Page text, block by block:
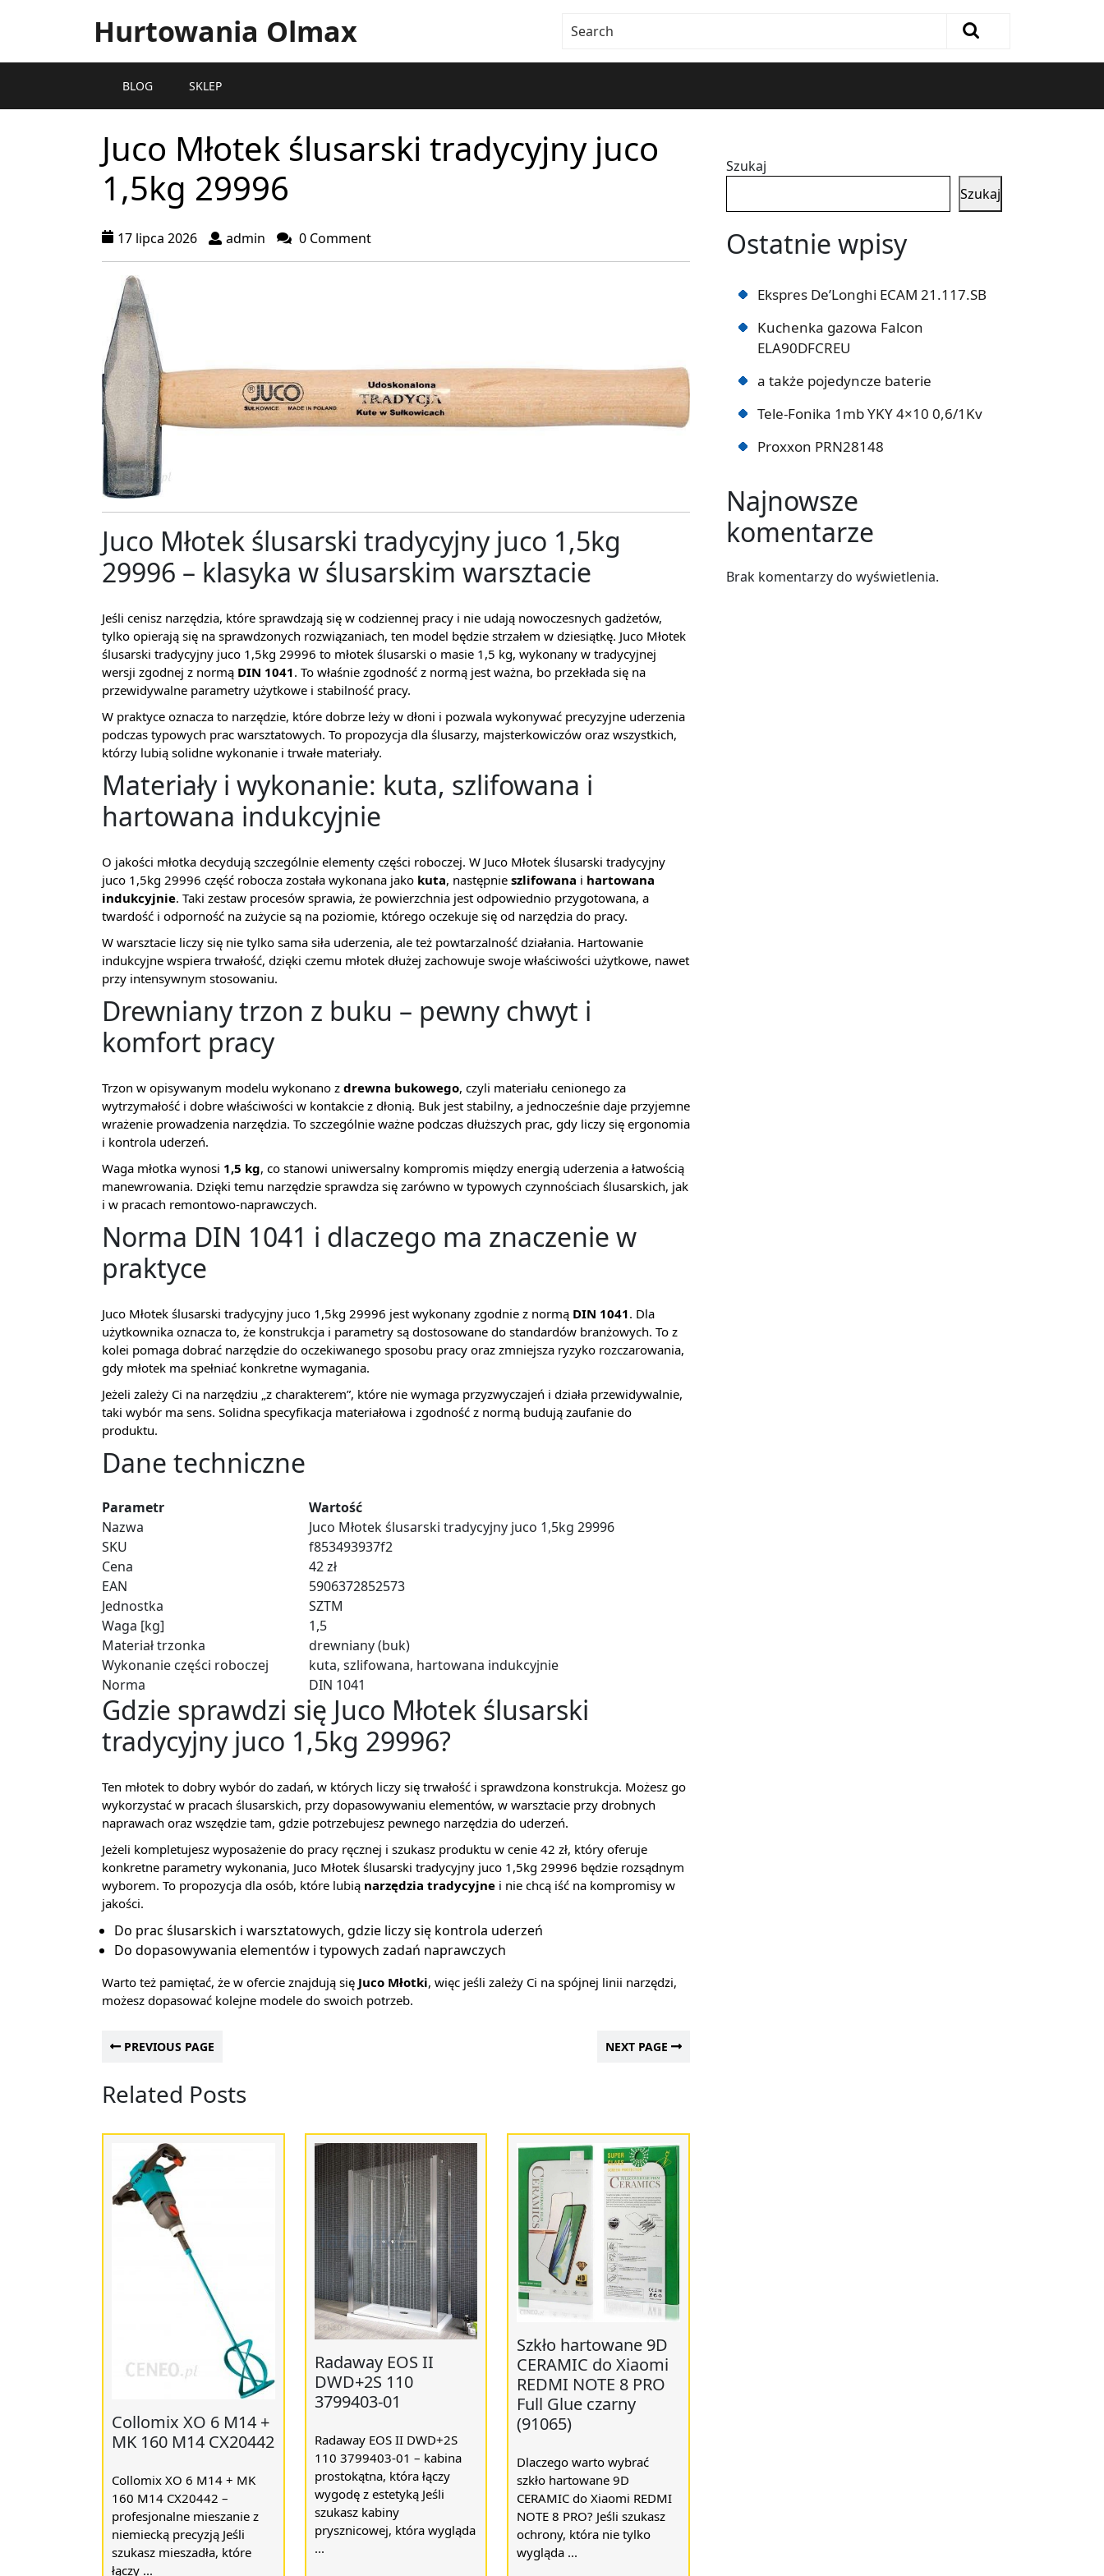
Hurtowania Olmax
BLOG SKLEP
Juco Młotek ślusarski tradycyjny juco
1,5kg 29996
17 lipca 2026 admin 0 Comment
Juco Młotek ślusarski tradycyjny juco 1,5kg
29996 – klasyka w ślusarskim warsztacie
Jeśli cenisz narzędzia, które sprawdzają się w codziennej pracy i nie udają nowoczesnych gadżetów,
tylko opierają się na sprawdzonych rozwiązaniach, ten model będzie strzałem w dziesiątkę. Juco Młotek
ślusarski tradycyjny juco 1,5kg 29996 to młotek ślusarski o masie 1,5 kg, wykonany w tradycyjnej
wersji zgodnej z normą DIN 1041. To właśnie zgodność z normą jest ważna, bo przekłada się na
przewidywalne parametry użytkowe i stabilność pracy.
W praktyce oznacza to narzędzie, które dobrze leży w dłoni i pozwala wykonywać precyzyjne uderzenia
podczas typowych prac warsztatowych. To propozycja dla ślusarzy, majsterkowiczów oraz wszystkich,
którzy lubią solidne wykonanie i trwałe materiały.
Materiały i wykonanie: kuta, szlifowana i
hartowana indukcyjnie
O jakości młotka decydują szczególnie elementy części roboczej. W Juco Młotek ślusarski tradycyjny
juco 1,5kg 29996 część robocza została wykonana jako kuta, następnie szlifowana i hartowana
indukcyjnie. Taki zestaw procesów sprawia, że powierzchnia jest odpowiednio przygotowana, a
twardość i odporność na zużycie są na poziomie, którego oczekuje się od narzędzia do pracy.
W warsztacie liczy się nie tylko sama siła uderzenia, ale też powtarzalność działania. Hartowanie
indukcyjne wspiera trwałość, dzięki czemu młotek dłużej zachowuje swoje właściwości użytkowe, nawet
przy intensywnym stosowaniu.
Drewniany trzon z buku – pewny chwyt i
komfort pracy
Trzon w opisywanym modelu wykonano z drewna bukowego, czyli materiału cenionego za
wytrzymałość i dobre właściwości w kontakcie z dłonią. Buk jest stabilny, a jednocześnie daje przyjemne
wrażenie prowadzenia narzędzia. To szczególnie ważne podczas dłuższych prac, gdy liczy się ergonomia
i kontrola uderzeń.
Waga młotka wynosi 1,5 kg, co stanowi uniwersalny kompromis między energią uderzenia a łatwością
manewrowania. Dzięki temu narzędzie sprawdza się zarówno w typowych czynnościach ślusarskich, jak
i w pracach remontowo-naprawczych.
Norma DIN 1041 i dlaczego ma znaczenie w
praktyce
Juco Młotek ślusarski tradycyjny juco 1,5kg 29996 jest wykonany zgodnie z normą DIN 1041. Dla
użytkownika oznacza to, że konstrukcja i parametry są dostosowane do standardów branżowych. To z
kolei pomaga dobrać narzędzie do oczekiwanego sposobu pracy oraz zmniejsza ryzyko rozczarowania,
gdy młotek ma spełniać konkretne wymagania.
Jeżeli zależy Ci na narzędziu „z charakterem”, które nie wymaga przyzwyczajeń i działa przewidywalnie,
taki wybór ma sens. Solidna specyfikacja materiałowa i zgodność z normą budują zaufanie do
produktu.
Dane techniczne
Parametr
Wartość
Nazwa
Juco Młotek ślusarski tradycyjny juco 1,5kg 29996
SKU
f853493937f2
Cena
42 zł
EAN
5906372852573
Jednostka
SZTM
Waga [kg]
1,5
Materiał trzonka
drewniany (buk)
Wykonanie części roboczej
kuta, szlifowana, hartowana indukcyjnie
Norma
DIN 1041
Gdzie sprawdzi się Juco Młotek ślusarski
tradycyjny juco 1,5kg 29996?
Ten młotek to dobry wybór do zadań, w których liczy się trwałość i sprawdzona konstrukcja. Możesz go
wykorzystać w pracach ślusarskich, przy dopasowywaniu elementów, w warsztacie przy drobnych
naprawach oraz wszędzie tam, gdzie potrzebujesz pewnego narzędzia do uderzeń.
Jeżeli kompletujesz wyposażenie do pracy ręcznej i szukasz produktu w cenie 42 zł, który oferuje
konkretne parametry wykonania, Juco Młotek ślusarski tradycyjny juco 1,5kg 29996 będzie rozsądnym
wyborem. To propozycja dla osób, które lubią narzędzia tradycyjne i nie chcą iść na kompromisy w
jakości.
Do prac ślusarskich i warsztatowych, gdzie liczy się kontrola uderzeń
Do dopasowywania elementów i typowych zadań naprawczych
Warto też pamiętać, że w ofercie znajdują się Juco Młotki, więc jeśli zależy Ci na spójnej linii narzędzi,
możesz dopasować kolejne modele do swoich potrzeb.
PREVIOUS PAGE NEXT PAGE
Related Posts
Collomix XO 6 M14 +
MK 160 M14 CX20442
Collomix XO 6 M14 + MK
160 M14 CX20442 –
profesjonalne mieszanie z
niemiecką precyzją Jeśli
szukasz mieszadła, które
łączy ...
Radaway EOS II
DWD+2S 110
3799403-01
Radaway EOS II DWD+2S
110 3799403-01 – kabina
prostokątna, która łączy
wygodę z estetyką Jeśli
szukasz kabiny
prysznicowej, która wygląda
...
Szkło hartowane 9D
CERAMIC do Xiaomi
REDMI NOTE 8 PRO
Full Glue czarny
(91065)
Dlaczego warto wybrać
szkło hartowane 9D
CERAMIC do Xiaomi REDMI
NOTE 8 PRO? Jeśli szukasz
ochrony, która nie tylko
wygląda ...
Szukaj
Szukaj
Ostatnie wpisy
Ekspres De’Longhi ECAM 21.117.SB
Kuchenka gazowa Falcon
ELA90DFCREU
a także pojedyncze baterie
Tele-Fonika 1mb YKY 4×10 0,6/1Kv
Proxxon PRN28148
Najnowsze
komentarze
Brak komentarzy do wyświetlenia.